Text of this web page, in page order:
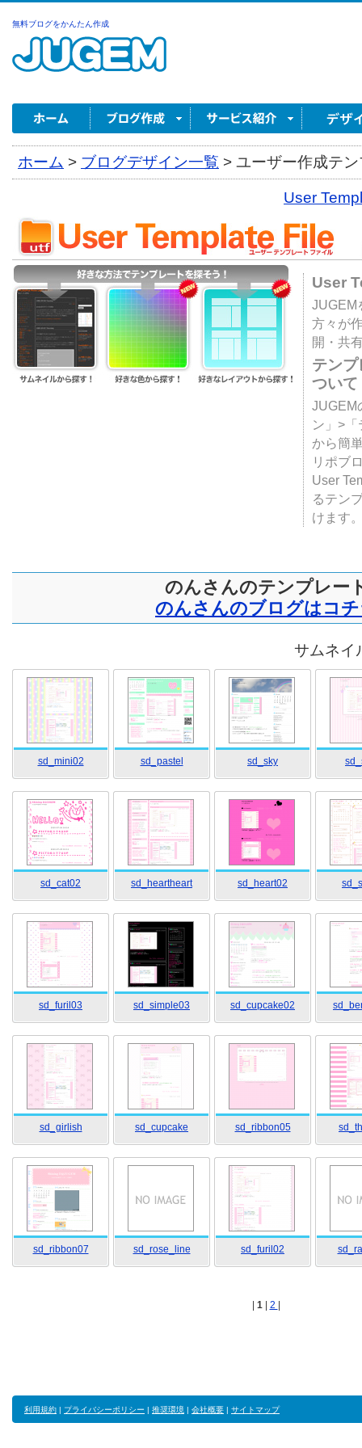
無料ブログをかんたん作成
ホーム > ブログデザイン一覧 > ユーザー作成テ
User
User
JUGEM
方々が
開・共
テン
ついて
JUGEM
ン」>
から簡
リポブ
User
るテン
けます
のんさんのテンプレー
のんさんのブログはコ
サムネイ
sd_mini02 sd_pastel sd_sky
sd_cat02 sd_heartheart sd_heart02
sd_furil03 sd_simple03 sd_cupcake02
sd_girlish sd_cupcake sd_ribbon05
sd_ribbon07 sd_rose_line sd_furil02
1 2
利用規約 | プライバシーポリシー | 推奨環境 | 会社概要 | サイトマップ